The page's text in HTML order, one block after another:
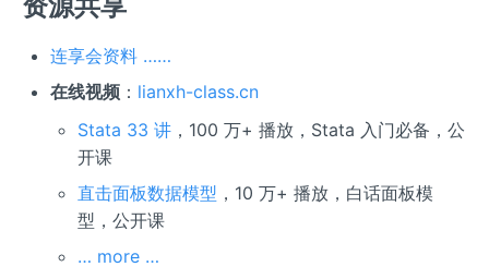
连享会资料 ……
在线视频： lianxh-class.cn
Stata 33 讲 ，100 万+ 播放，Stata 入门必备，公
开课
直击面板数据模型 ，10 万+ 播放，白话面板模
型，公开课
… more …